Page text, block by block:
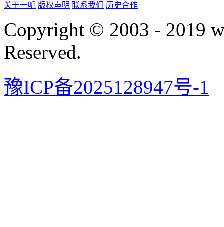
关于一听 版权声明 联系我们 历史合作
Copyright © 2003 - 2019
Reserved.
豫ICP备2025128947号-1